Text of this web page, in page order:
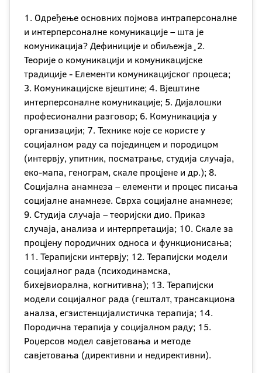
1. Одређење основних појмова интраперсоналне
и интерперсоналне комуникације – шта је
комуникација? Дефиниције и обиљежја¸2.
Теорије о комуникацији и комуникацијске
традиције - Елементи комуникацијског процеса;
3. Комуникацијске вјештине; 4. Вјештине
интерперсоналне комуникације; 5. Дијалошки
професионални разговор; 6. Комуникација у
организацији; 7. Технике које се користе у
социјалном раду са појединцем и породицом
(интервју, упитник, посматрање, студија случаја,
еко-мапа, генограм, скале процјене и др.); 8.
Социјална анамнеза – елементи и процес писања
социјалне анамнезе. Сврха социјалне анамнезе;
9. Студија случаја – теоријски дио. Приказ
случаја, анализа и интерпретација; 10. Скале за
процјену породичних односа и функционисања;
11. Терапијски интервју; 12. Терапијски модели
социјалног рада (психодинамска,
бихејвиорална, когнитивна); 13. Терапијски
модели социјалног рада (гешталт, трансакциона
аналза, егзистенцијалистичка терапија; 14.
Породична терапија у социјалном раду; 15.
Роџерсов модел савјетовања и методе
савјетовања (директивни и недирективни).